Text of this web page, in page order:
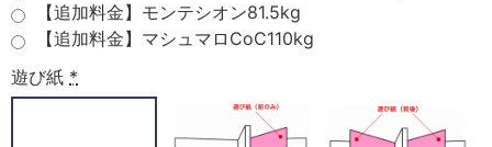
【追加料金】モンテシオン81.5kg
【追加料金】マシュマロCoC110kg
遊び紙 *